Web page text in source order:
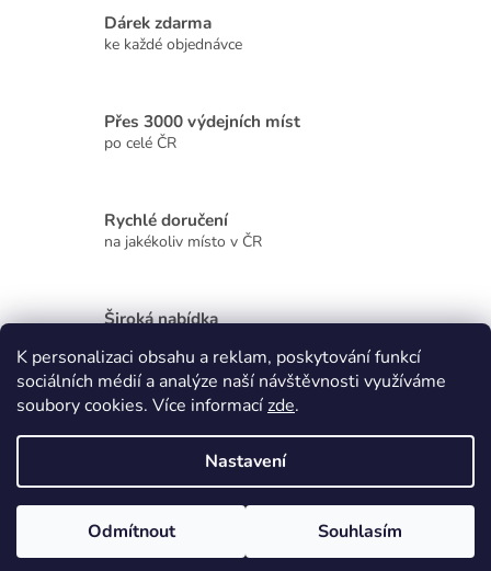
K personalizaci obsahu a reklam, poskytování funkcí
sociálních médií a analýze naší návštěvnosti využíváme
soubory cookies. Více informacízde.
Nastavení
Odmítnout Souhlasím
p
v
ý
s
Dárek zdarma
ke každé objednávce
Přes 3000 výdejních míst
po celé ČR
Rychlé doručení
na jakékoliv místo v ČR
Široká nabídka
Zdraví, krása, dárky
Upravit nastavení cookies